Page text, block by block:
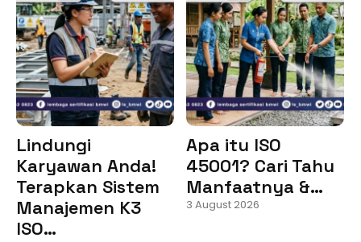
Lindungi
Karyawan Anda!
Terapkan Sistem
Manajemen K3
ISO…
Apa itu ISO
45001? Cari Tahu
Manfaatnya &…
3 August 2026